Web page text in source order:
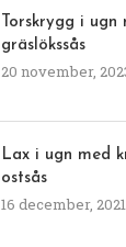
Torskrygg i
gräslökssås
20 november,
Lax i ugn med
ostsås
16 december, 2021